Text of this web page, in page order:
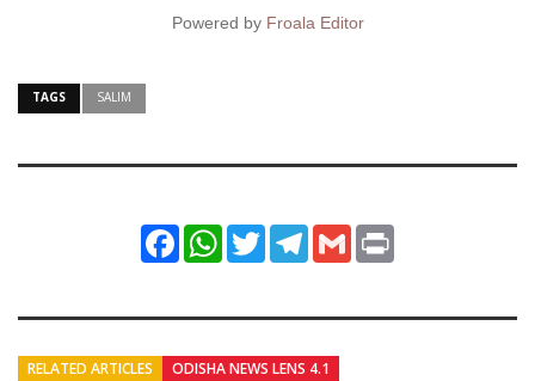
Powered by Froala Editor
TAGS SALIM
FacebookWhatsApp
TwitterTelegram
Gmail
RELATED ARTICLES ODISHA NEWS LENS 4.1